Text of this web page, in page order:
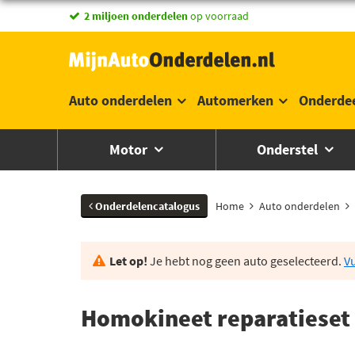
vandaag besteld,morgen in huis *
2 miljoen onderdelenop voorraad
Auto onderdelen Automerken
Motor Onderstel
Onderdelencatalogus Home Auto onderdelen
Let op! Je hebt nog geen auto geselecteerd.
Homokineet reparatieset